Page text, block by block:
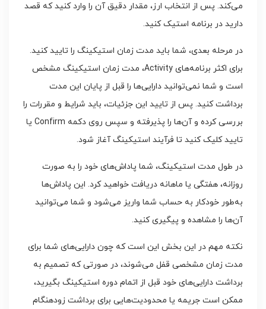
می‌کند. پس از انتخاب ارز، مقدار دقیق آن را وارد کنید که قصد
دارید در برنامه استیک کنید.
در مرحله بعدی، شما باید مدت زمان استیکینگ را تایید کنید.
برای اکثر برنامه‌های Activity، مدت زمان استیکینگ مشخص
است و شما نمی‌توانید دارایی‌ها را قبل از پایان این مدت
برداشت کنید. پس از تایید این جزئیات، باید شرایط و مقررات را
بررسی کرده و آن‌ها را پذیرفته و سپس روی دکمه Confirm یا
تایید کلیک کنید تا فرآیند استیکینگ آغاز شود.
در طول مدت استیکینگ، شما پاداش‌های خود را به صورت
روزانه، هفتگی یا ماهانه دریافت خواهید کرد. این پاداش‌ها
به‌طور خودکار به حساب شما واریز می‌شود و شما می‌توانید
آن‌ها را مشاهده و پیگیری کنید.
نکته مهم در این بخش این است که چون دارایی‌های شما برای
مدت زمان مشخصی قفل می‌شوند، در صورتی که تصمیم به
برداشت دارایی‌های خود قبل از اتمام دوره استیکینگ بگیرید،
ممکن است جریمه یا محدودیت‌هایی برای برداشت زودهنگام